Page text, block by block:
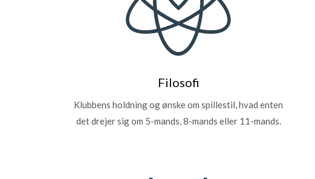
Filosofi
Klubbens holdning og ønske om spillestil, hvad enten
det drejer sig om 5-mands, 8-mands eller 11-mands.